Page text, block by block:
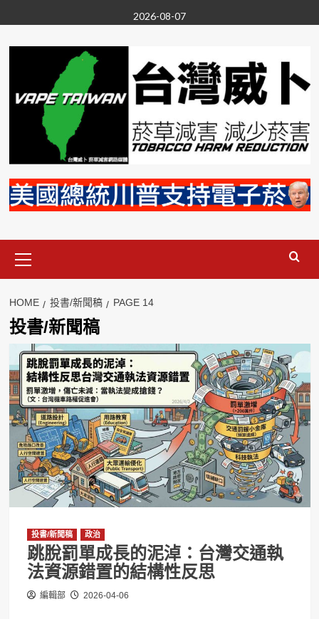
to
content
2026-08-07
Menu
HOME 投書/新聞稿 PAGE 14
投書/新聞稿
投書/新聞稿 政治
跳脫罰單成長的泥淖：台灣交通執
法資源錯置的結構性反思
編輯部 2026-04-06